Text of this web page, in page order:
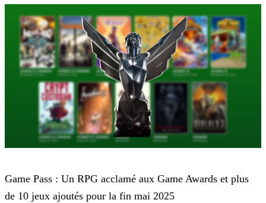
Game Pass : Un RPG acclamé aux Game Awards et plus
de 10 jeux ajoutés pour la fin mai 2025